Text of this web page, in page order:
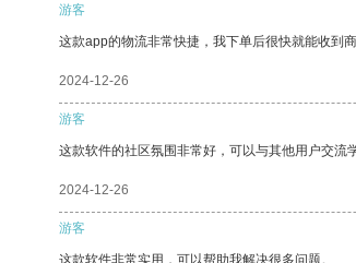
游客
这款app的物流非常快捷，我下单后很快就能收到商
2024-12-26
游客
这款软件的社区氛围非常好，可以与其他用户交流
2024-12-26
游客
这款软件非常实用，可以帮助我解决很多问题。